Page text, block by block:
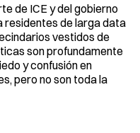
de ICE y del gobierno
residentes de larga data
vestidos de
son profundamente
y confusión en
pero no son toda la